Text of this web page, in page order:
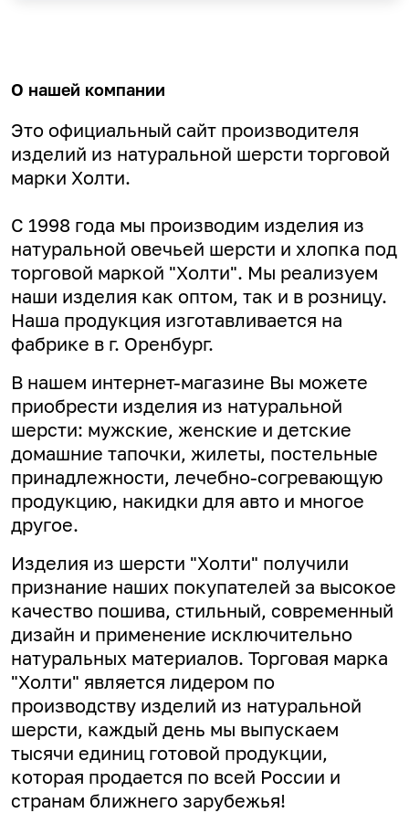
О нашей компании
Это официальный сайт производителя
изделий из натуральной шерсти торговой
марки Холти.
С 1998 года мы производим изделия из
натуральной овечьей шерсти и хлопка под
торговой маркой "Холти". Мы реализуем
наши изделия как оптом, так и в розницу.
Наша продукция изготавливается на
фабрике в г. Оренбург.
В нашем интернет-магазине Вы можете
приобрести изделия из натуральной
шерсти: мужские, женские и детские
домашние тапочки, жилеты, постельные
принадлежности, лечебно-согревающую
продукцию, накидки для авто и многое
другое.
Изделия из шерсти "Холти" получили
признание наших покупателей за высокое
качество пошива, стильный, современный
дизайн и применение исключительно
натуральных материалов. Торговая марка
"Холти" является лидером по
производству изделий из натуральной
шерсти, каждый день мы выпускаем
тысячи единиц готовой продукции,
которая продается по всей России и
странам ближнего зарубежья!